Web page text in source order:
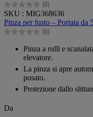
(0)
0.0
su
5
stelle.
SKU : MIG368636
Pinza per fusto – Portata da
(0)
0.0
Pinza a rulli e
elevatore.
La pinza si apre
posato.
Protezione dallo
Da